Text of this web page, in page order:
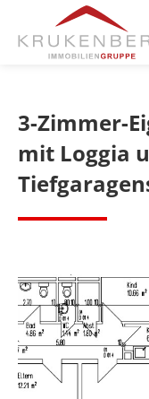
3-Zimmer-
mit Loggia